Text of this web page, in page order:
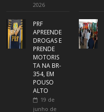
2026
PRF
APREENDE
DROGAS E
PRENDE
MOTORIS
TA NA BR-
354, EM
POUSO
ALTO
19 de
junho de